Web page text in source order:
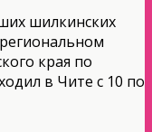
шилкинских
края по
в Чите с 10 по